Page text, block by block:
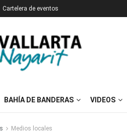
Cartelera de eventos
BAHÍA DE BANDERAS VIDEOS
Medios locales